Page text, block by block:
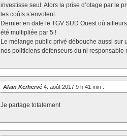
investisse seul. Alors la prise d’otage par le
les coûts s’envolent.
Dernier en date le TGV SUD Ouest où
été multipliée par 5 !
Le mélange public privé débouche aussi
nos politiciens défenseurs du ni responsable
Alain Kerhervé 4. août 2017 9 h 41 min :
Je partage totalement